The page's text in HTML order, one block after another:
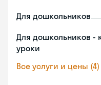
Для дошкольников
Для дошкольников -
уроки
Все услуги и цены (4)